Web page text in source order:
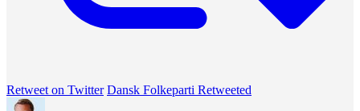
Retweet on Twitter Dansk Folkeparti Retweeted